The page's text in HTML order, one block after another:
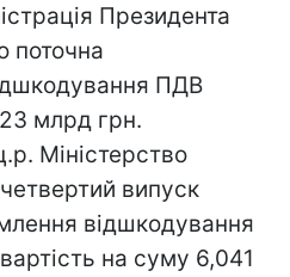
Президента
поточна
ПДВ
млрд грн.
Міністерство
випуск
відшкодування
на суму 6,041